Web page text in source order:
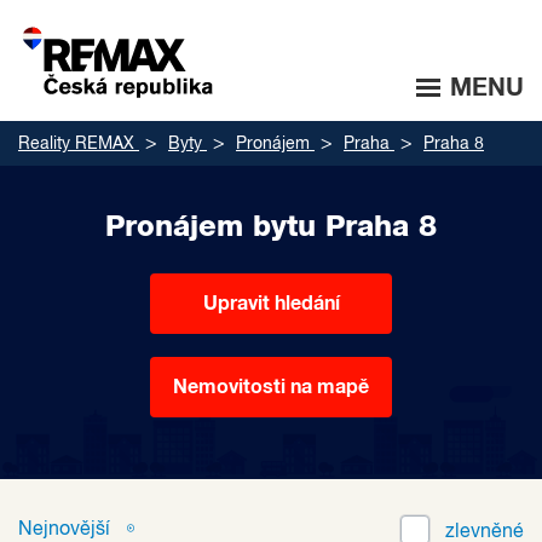
MENU
Reality REMAX Byty Pronájem Praha Praha 8
Pronájem bytu Praha 8
Upravit hledání
Nemovitosti na mapě
Nejnovější zlevněné